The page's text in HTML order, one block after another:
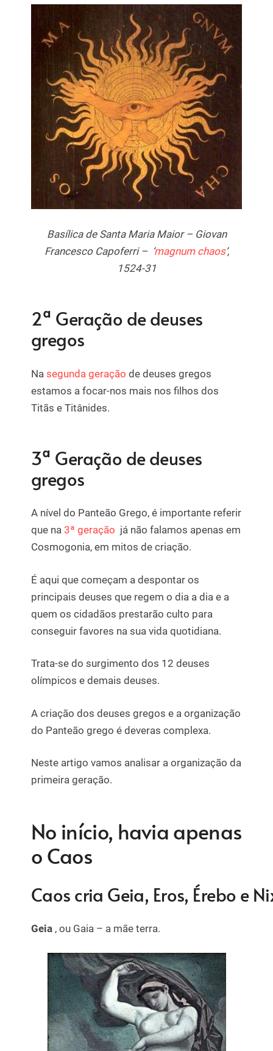
Basílica de Santa Maria Maior – Giovan
Francesco Capoferri – ‘ magnum chaos‘,
1524-31
2ª Geração de deuses
gregos
Na segunda geração de deuses gregos
estamos a focar-nos mais nos filhos dos
Titãs e Titânides.
3ª Geração de deuses
gregos
A nível do Panteão Grego, é importante referir
que na 3ª geração já não falamos apenas em
Cosmogonia, em mitos de criação.
É aqui que começam a despontar os
principais deuses que regem o dia a dia e a
quem os cidadãos prestarão culto para
conseguir favores na sua vida quotidiana.
Trata-se do surgimento dos 12 deuses
olímpicos e demais deuses.
A criação dos deuses gregos e a organização
do Panteão grego é deveras complexa.
Neste artigo vamos analisar a organização da
primeira geração.
No início, havia apenas
o Caos
Caos cria Geia, Eros, Érebo e
Geia , ou Gaia – a mãe terra.